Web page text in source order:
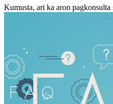
Kumusta, ari ka aron
FAQ